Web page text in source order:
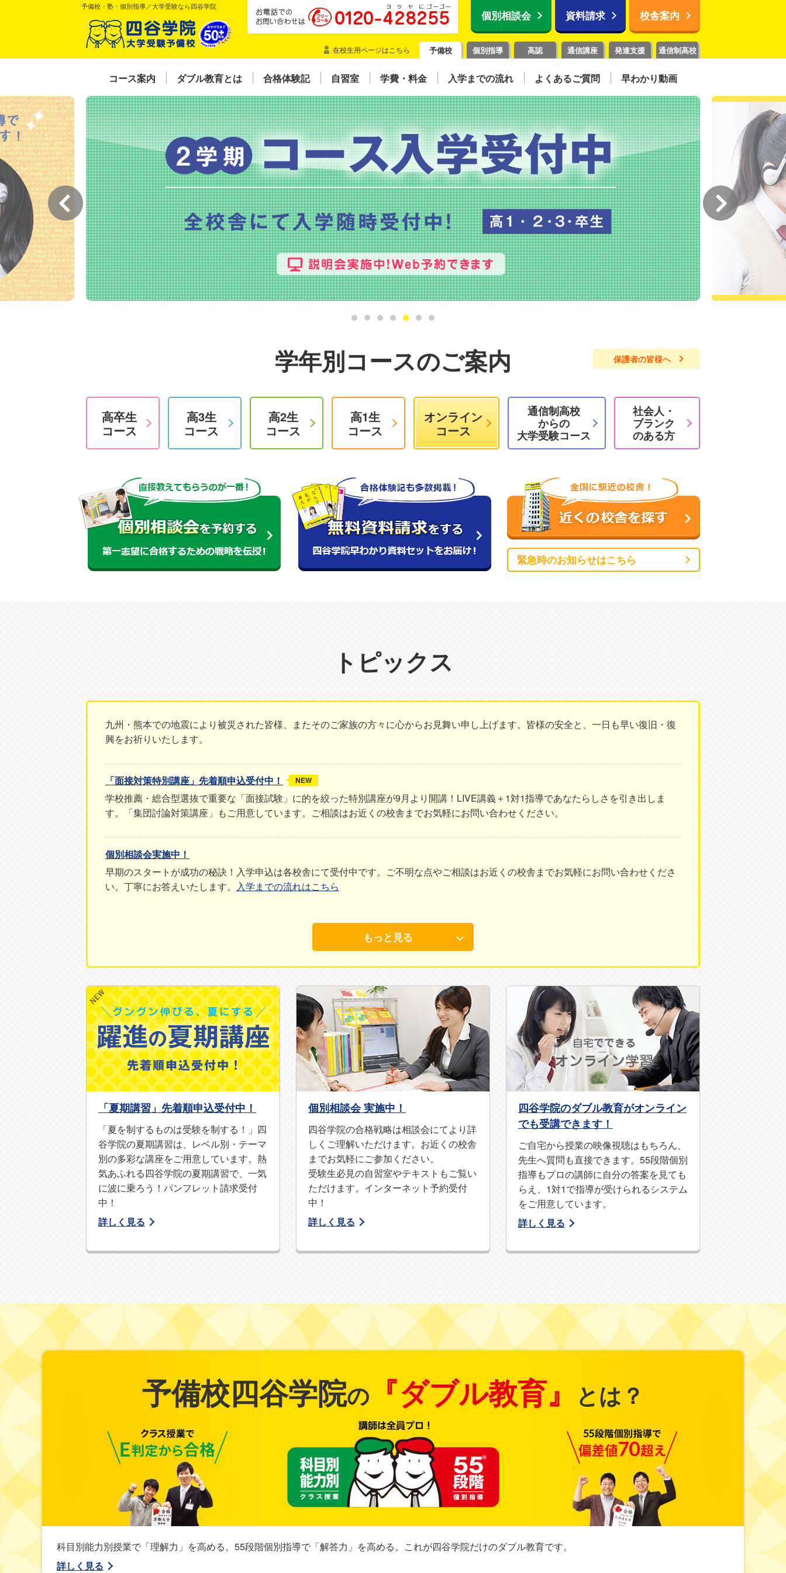
予備校・塾・個別指導／大学受験なら四谷学院
個別相談会 資料請求 校舎案内
在校生用ページはこちら 予備校 個別指導 高認 通信講座 発達支援 通信制高校
コース案内 ダブル教育とは 合格体験記 自習室 学費・料金 入学までの流れ よくあるご質問 早わかり動画
学年別コースのご案内 保護者の皆様へ
高卒生
コース
高3生
コース
高2生
コース
高1生
コース
オンライン
コース
通信制高校
からの
大学受験コース
社会人 ・
ブランク
のある方
緊急時のお知らせはこちら
トピックス
九州・熊本での地震により被災された皆様、またそのご家族の方々に心からお見舞い申し上げます。皆様の安全と、一日も早い復旧・復
興をお祈りいたします。
「面接対策特別講座」先着順申込受付中！
学校推薦・総合型選抜で重要な「面接試験」に的を絞った特別講座が9月より開講！LIVE講義＋1対1指導であなたらしさを引き出しま
す。「集団討論対策講座」もご用意しています。ご相談はお近くの校舎までお気軽にお問い合わせください。
個別相談会実施中！
早期のスタートが成功の秘訣！入学申込は各校舎にて受付中です。ご不明な点やご相談はお近くの校舎までお気軽にお問い合わせくださ
い。丁寧にお答えいたします。
入学までの流れはこちら
無料特待生制度のない四谷学院ならではの涙と感動の奮闘記です。今年の受験で合格した生徒たちから届いたばかりの喜びの声をぜひご
2026年度 大学入学共通テスト特集
2026年1月に実施された「大学入学共通テスト」に関する情報をお届けします。
保護者体験談が増えました！
受験に向けての心構えや予備校選び、お子様への対応など、受験生の親御様にとって貴重な情報が満載です。
四谷学院のシステムについてマンガでわかりやすく紹介しています。ぜひご覧ください！
パンフレット資料請求受付中！
予備校選びで大学の合否が決まります。無料で資料をお送りいたします。まずはご請求ください。
もっと見る
「夏期講習」先着順申込受付中！
「夏を制するものは受験を制する！」四
谷学院の夏期講習は、レベル別・テーマ
別の多彩な講座をご用意しています。熱
気あふれる四谷学院の夏期講習で、一気
に波に乗ろう！パンフレット請求受付
中！
詳しく見る
個別相談会 実施中！
四谷学院の合格戦略は相談会にてより詳
しくご理解いただけます。お近くの校舎
までお気軽にご参加ください。
受験生必見の自習室やテキストもご覧い
ただけます。インターネット予約受付
中！
詳しく見る
四谷学院のダブル教育がオンライン
でも受講できます！
ご自宅から授業の映像視聴はもちろん、
先生へ質問も直接できます。55段階個別
指導もプロの講師に自分の答案を見ても
らえ、1対1で指導が受けられるシステム
をご用意しています。
詳しく見る
予備校四谷学院の 『ダブル教育』 とは？
科目別能力別授業で「理解力」を高める。55段階個別指導で「解答力」を高める。これが四谷学院だけのダブル教育です。
詳しく見る